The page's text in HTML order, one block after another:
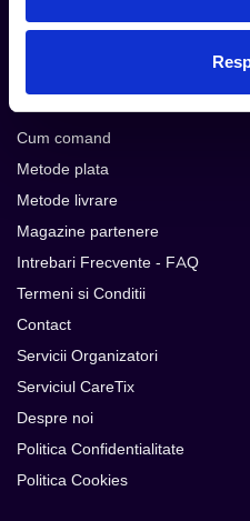
Urmareste noutatile pe
Cum comand
Metode plata
Metode livrare
Magazine partenere
Intrebari Frecvente - FAQ
Termeni si Conditii
Contact
Servicii Organizatori
Serviciul CareTix
Despre noi
Politica Confidentialitate
Politica Cookies